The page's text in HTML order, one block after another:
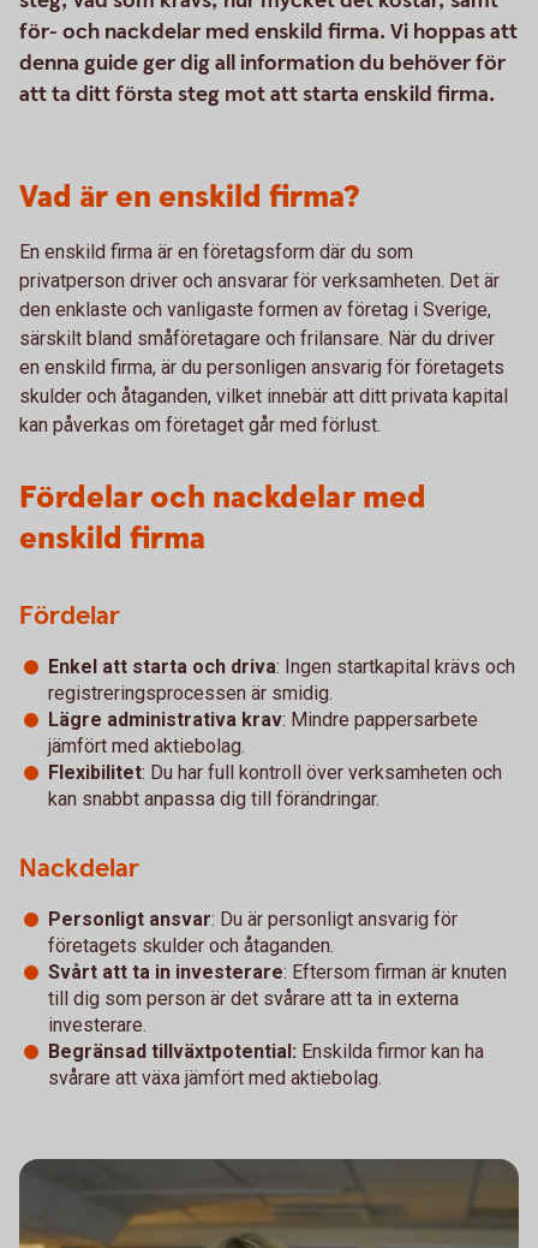
för- och nackdelar med enskild firma. Vi hoppas att
denna guide ger dig all information du behöver för
att ta ditt första steg mot att starta enskild firma.
Vad är en enskild firma?
En enskild firma är en företagsform där du som
privatperson driver och ansvarar för verksamheten. Det är
den enklaste och vanligaste formen av företag i Sverige,
särskilt bland småföretagare och frilansare. När du driver
en enskild firma, är du personligen ansvarig för företagets
skulder och åtaganden, vilket innebär att ditt privata kapital
kan påverkas om företaget går med förlust.
Fördelar och nackdelar med
enskild firma
Fördelar
Enkel att starta och driva: Ingen startkapital krävs och
registreringsprocessen är smidig.
Lägre administrativa krav: Mindre pappersarbete
jämfört med aktiebolag.
Flexibilitet: Du har full kontroll över verksamheten och
kan snabbt anpassa dig till förändringar.
Nackdelar
Personligt ansvar: Du är personligt ansvarig för
företagets skulder och åtaganden.
Svårt att ta in investerare: Eftersom firman är knuten
till dig som person är det svårare att ta in externa
investerare.
Begränsad tillväxtpotential: Enskilda firmor kan ha
svårare att växa jämfört med aktiebolag.